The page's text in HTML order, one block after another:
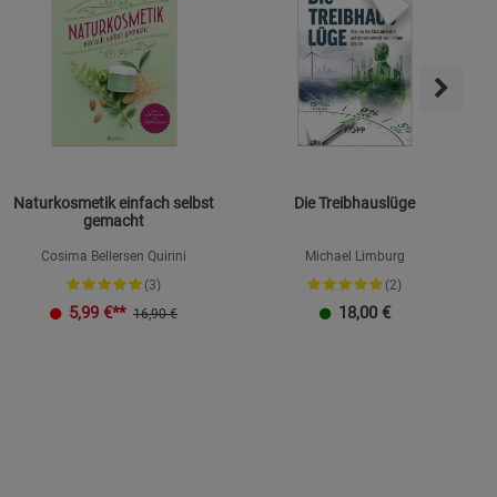
Naturkosmetik einfach selbst
gemacht
Cosima Bellersen Quirini
(3)
5,99 €** 16,90 €
Die Treibhauslüge
Michael Limburg
(2)
18,00 €